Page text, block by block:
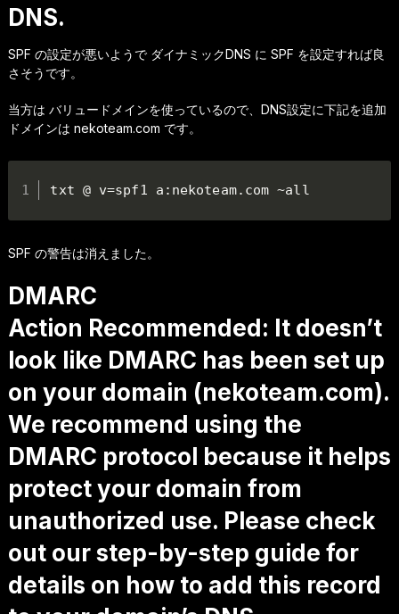
DNS.
SPF の設定が悪いようで ダイナミックDNS に SPF を設定すれば良
さそうです。
当方は バリュードメインを使っているので、DNS設定に下記を追加
ドメインは nekoteam.com です。
txt @ v=spf1 a:nekoteam.com ~all
SPF の警告は消えました。
DMARC
Action Recommended: It doesn’t
look like DMARC has been set up
on your domain (nekoteam.com).
We recommend using the
DMARC protocol because it helps
protect your domain from
unauthorized use. Please check
out our step-by-step guide for
details on how to add this record